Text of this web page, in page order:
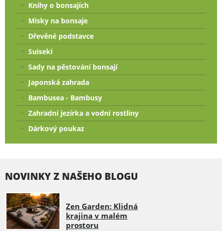
Knihy o bonsajích
Misky na bonsaje
Dřevěné podstavce
Suiseki
Sady na pěstování bonsají
Japonská zahrada
Bambusea - Bambusy
Zahradní jezírka a vodní rostliny
Dárkový poukaz
NOVINKY Z NAŠEHO BLOGU
Zen Garden: Klidná
krajina v malém
prostoru